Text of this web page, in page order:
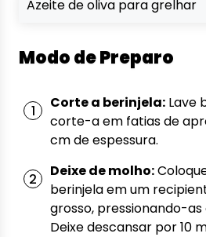
Azeite de oliva para grelhar
Modo de Preparo
Corte a berinjela: Lave
corte-a em fatias de
cm de espessura.
Deixe de molho:
berinjela em um
grosso, pressionando-
Deixe descansar por 10